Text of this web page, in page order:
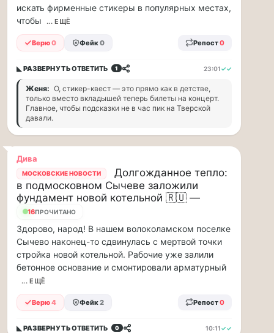
музыка
стала
Терапевт
ВСК
совет
дачникам:
«сердечникам»
можно
Терапевт
ВСК
дал
совет
дачникам:
«сердечникам»
можно
находится
на
жаре
не
более
20
искать фирменные стикеры в популярных местах,
чтобы
... ЕЩЁ
Верю0 Фейк0 Репост0
◣ РАЗВЕРНУТЬОТВЕТИТЬ 1 23:01✓✓
Женя: О, стикер-квест — это прямо как в детстве,
только вместо вкладышей теперь билеты на концерт.
Главное, чтобы подсказки не в час пик на Тверской
давали.
Дива
МОСКОВСКИЕ НОВОСТИ
Долгожданное тепло:
в подмосковном Сычеве заложили
фундамент новой котельной 🇷🇺 —
16ПРОЧИТАНО
Здорово, народ! В нашем волоколамском поселке
Сычево наконец-то сдвинулась с мертвой точки
стройка новой котельной. Рабочие уже залили
бетонное основание и смонтировали арматурный
... ЕЩЁ
Верю4 Фейк2 Репост0
◣ РАЗВЕРНУТЬОТВЕТИТЬ 0 10:11✓✓